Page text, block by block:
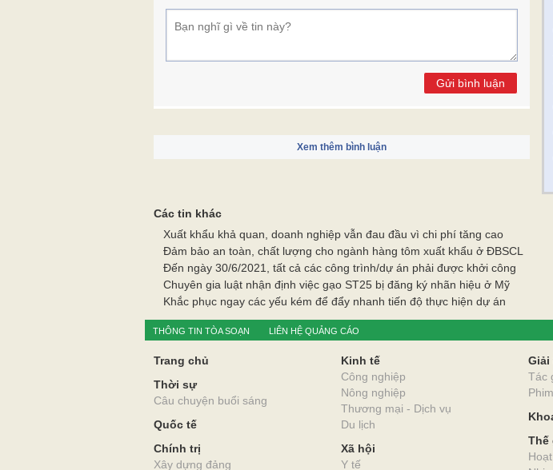
Gửi bình luận
Xem thêm bình luận
Các tin khác
Xuất khẩu khả quan, doanh nghiệp vẫn đau đầu vì chi phí tăng cao
Đảm bảo an toàn, chất lượng cho ngành hàng tôm xuất khẩu ở ĐBSCL
Đến ngày 30/6/2021, tất cả các công trình/dự án phải được khởi công
Chuyên gia luật nhận định việc gạo ST25 bị đăng ký nhãn hiệu ở Mỹ
Khắc phục ngay các yếu kém để đẩy nhanh tiến độ thực hiện dự án
THÔNG TIN TÒA SOẠN LIÊN HỆ QUẢNG CÁO
Trang chủ
Thời sự
Câu chuyện buổi sáng
Quốc tế
Chính trị
Xây dựng đảng
Kinh tế
Công nghiệp
Nông nghiệp
Thương mại - Dịch vụ
Du lịch
Xã hội
Y tế
Giải
Tác
Thế